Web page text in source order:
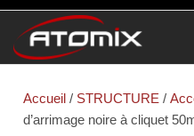
Accueil / STRUCTURE /
d’arrimage noire à cliquet